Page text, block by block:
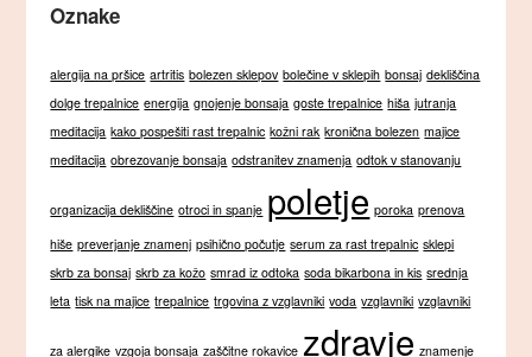
Oznake
alergija na pršice artritis bolezen sklepov bolečine v sklepih bonsaj dekliščina
dolge trepalnice energija gnojenje bonsaja goste trepalnice hiša jutranja
meditacija kako pospešiti rast trepalnic kožni rak kronična bolezen majice
meditacija obrezovanje bonsaja odstranitev znamenja odtok v stanovanju
organizacija dekliščine otroci in spanje poletje poroka prenova
hiše preverjanje znamenj psihično počutje serum za rast trepalnic sklepi
skrb za bonsaj skrb za kožo smrad iz odtoka soda bikarbona in kis srednja
leta tisk na majice trepalnice trgovina z vzglavniki voda vzglavniki vzglavniki
za alergike vzgoja bonsaja zaščitne rokavice zdravje znamenje